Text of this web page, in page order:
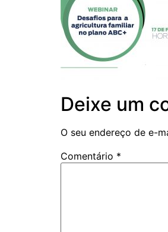
Deixe um
O seu endereço de e-
Comentário *